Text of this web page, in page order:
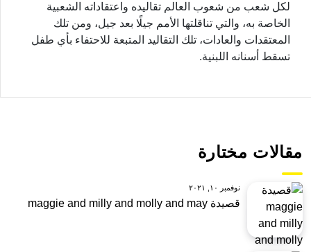
لكل شعب من شعوب العالم تقاليده واعتقاداته الشعبية
الخاصة به، والتي تناقلتها الأمم جيلًا بعد جيل، ومن تلك
المعتقدات والعادات، تلك التقاليد المتبعة للاحتفاء بأي طفل
تسقط أسنانه اللبنية.
مقالات مختارة
نوفمبر ١٠, ٢٠٢١
قصيدة maggie and milly and molly and may